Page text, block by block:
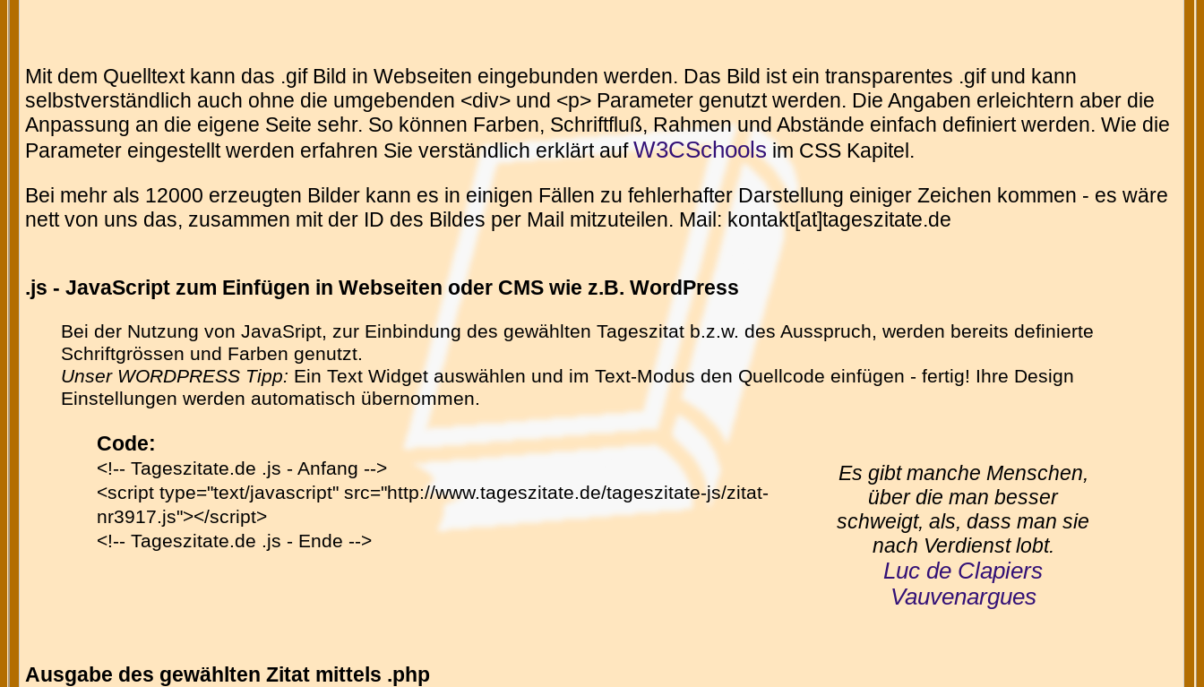
Mit dem Quelltext kann das .gif Bild in Webseiten eingebunden werden. Das Bild ist ein transparentes .gif und kann
selbstverständlich auch ohne die umgebenden <div> und <p> Parameter genutzt werden. Die Angaben erleichtern aber die
Anpassung an die eigene Seite sehr. So können Farben, Schriftfluß, Rahmen und Abstände einfach definiert werden. Wie die
Parameter eingestellt werden erfahren Sie verständlich erklärt aufW3CSchools im CSS Kapitel.
Bei mehr als 12000 erzeugten Bilder kann es in einigen Fällen zu fehlerhafter Darstellung einiger Zeichen kommen - es wäre
nett von uns das, zusammen mit der ID des Bildes per Mail mitzuteilen. Mail: kontakt[at]tageszitate.de
.js - JavaScript zum Einfügen in Webseiten oder CMS wie z.B. WordPress
Bei der Nutzung von JavaSript, zur Einbindung des gewählten Tageszitat b.z.w. des Ausspruch, werden bereits definierte
Schriftgrössen und Farben genutzt.
Unser WORDPRESS Tipp: Ein Text Widget auswählen und im Text-Modus den Quellcode einfügen - fertig! Ihre Design
Einstellungen werden automatisch übernommen.
Es gibt manche Menschen,
über die man besser
schweigt, als, dass man sie
nach Verdienst lobt.
Luc de Clapiers
Vauvenargues
Code:
<!-- Tageszitate.de .js - Anfang -->
<script type="text/javascript" src="http://www.tageszitate.de/tageszitate-js/zitat-
nr3917.js"></script>
<!-- Tageszitate.de .js - Ende -->
Ausgabe des gewählten Zitat mittels .php